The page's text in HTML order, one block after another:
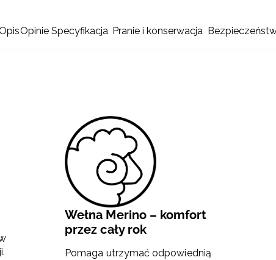
Opinie Specyfikacja Pranie i konserwacja
Wełna Merino – komfort
przez cały rok
Pomaga utrzymać odpowiednią